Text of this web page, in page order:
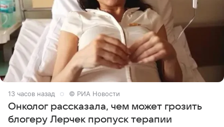
13 часов назад © РИА Новости
Онколог рассказала, чем может грозить
блогеру Лерчек пропуск терапии